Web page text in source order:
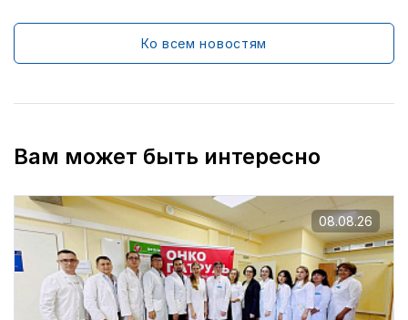
Ко всем новостям
Вам может быть интересно
08.08.26